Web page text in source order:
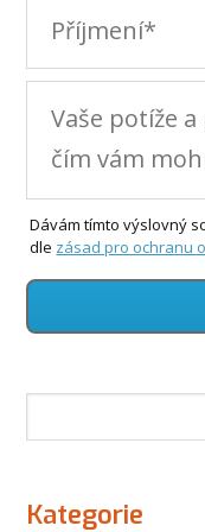
Dávám tímto výslovný
dle zásad pro ochranu
Kategorie